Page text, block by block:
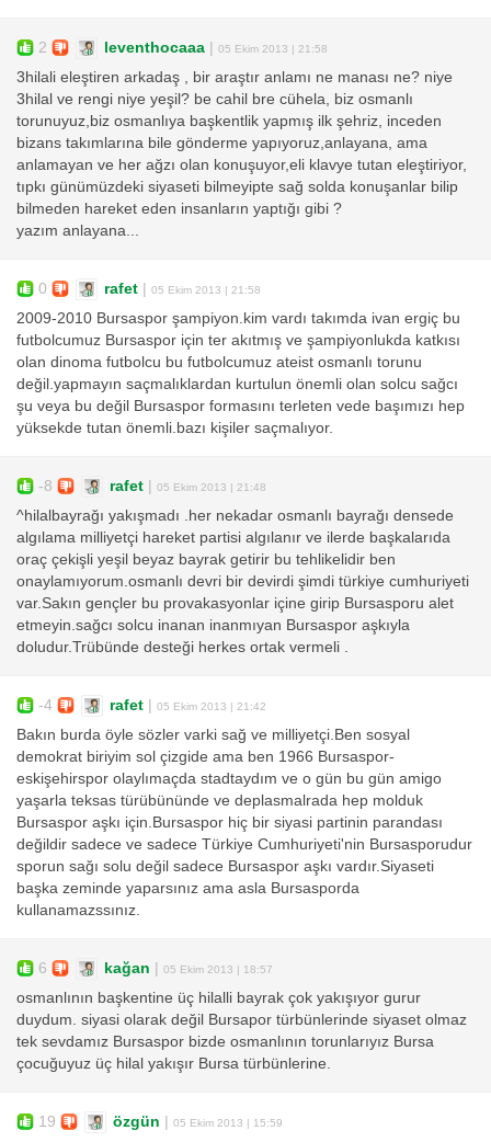
2 leventhocaaa | 05 Ekim 2013 | 21:58
3hilali eleştiren arkadaş , bir araştır anlamı ne manası ne? niye
3hilal ve rengi niye yeşil? be cahil bre cühela, biz osmanlı
torunuyuz,biz osmanlıya başkentlik yapmış ilk şehriz, inceden
bizans takımlarına bile gönderme yapıyoruz,anlayana, ama
anlamayan ve her ağzı olan konuşuyor,eli klavye tutan eleştiriyor,
tıpkı günümüzdeki siyaseti bilmeyipte sağ solda konuşanlar bilip
bilmeden hareket eden insanların yaptığı gibi ?
yazım anlayana...
0 rafet | 05 Ekim 2013 | 21:58
2009-2010 Bursaspor şampiyon.kim vardı takımda ivan ergiç bu
futbolcumuz Bursaspor için ter akıtmış ve şampiyonlukda katkısı
olan dinoma futbolcu bu futbolcumuz ateist osmanlı torunu
değil.yapmayın saçmalıklardan kurtulun önemli olan solcu sağcı
şu veya bu değil Bursaspor formasını terleten vede başımızı hep
yüksekde tutan önemli.bazı kişiler saçmalıyor.
-8 rafet | 05 Ekim 2013 | 21:48
^hilalbayrağı yakışmadı .her nekadar osmanlı bayrağı densede
algılama milliyetçi hareket partisi algılanır ve ilerde başkalarıda
oraç çekişli yeşil beyaz bayrak getirir bu tehlikelidir ben
onaylamıyorum.osmanlı devri bir devirdi şimdi türkiye cumhuriyeti
var.Sakın gençler bu provakasyonlar içine girip Bursasporu alet
etmeyin.sağcı solcu inanan inanmıyan Bursaspor aşkıyla
doludur.Trübünde desteği herkes ortak vermeli .
-4 rafet | 05 Ekim 2013 | 21:42
Bakın burda öyle sözler varki sağ ve milliyetçi.Ben sosyal
demokrat biriyim sol çizgide ama ben 1966 Bursaspor-
eskişehirspor olaylımaçda stadtaydım ve o gün bu gün amigo
yaşarla teksas türübününde ve deplasmalrada hep molduk
Bursaspor aşkı için.Bursaspor hiç bir siyasi partinin parandası
değildir sadece ve sadece Türkiye Cumhuriyeti'nin Bursasporudur
sporun sağı solu değil sadece Bursaspor aşkı vardır.Siyaseti
başka zeminde yaparsınız ama asla Bursasporda
kullanamazssınız.
6 kağan | 05 Ekim 2013 | 18:57
osmanlının başkentine üç hilalli bayrak çok yakışıyor gurur
duydum. siyasi olarak değil Bursapor türbünlerinde siyaset olmaz
tek sevdamız Bursaspor bizde osmanlının torunlarıyız Bursa
çocuğuyuz üç hilal yakışır Bursa türbünlerine.
19 özgün | 05 Ekim 2013 | 15:59